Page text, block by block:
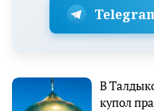
В
купол